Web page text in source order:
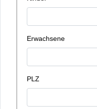
Erwachsene
PLZ